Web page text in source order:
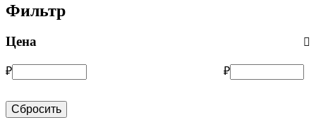
Фильтр
Цена
₽ ₽
Сбросить